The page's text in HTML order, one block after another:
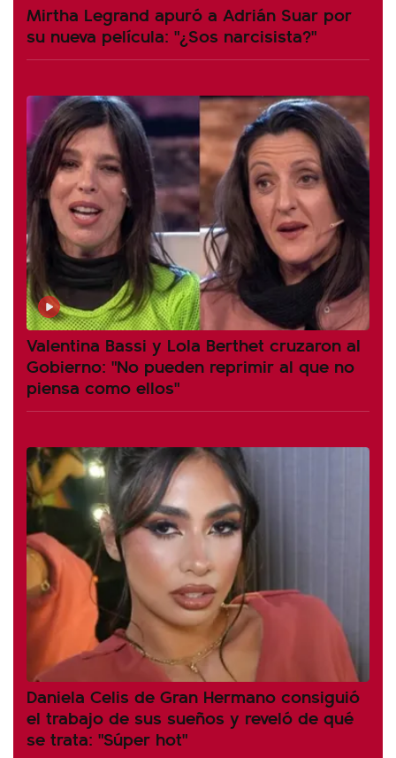
Mirtha Legrand apuró a Adrián Suar por
su nueva película: "¿Sos narcisista?"
Valentina Bassi y Lola Berthet cruzaron al
Gobierno: "No pueden reprimir al que no
piensa como ellos"
Daniela Celis de Gran Hermano consiguió
el trabajo de sus sueños y reveló de qué
se trata: "Súper hot"